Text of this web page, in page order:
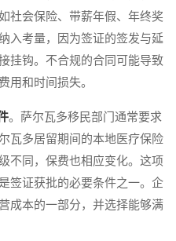
社会保险、带薪年假、年终奖
入考量，因为签证的签发与延
挂钩。不合规的合同可能导致
用和时间损失。
。萨尔瓦多移民部门通常要求
瓦多居留期间的本地医疗保险
不同，保费也相应变化。这项
签证获批的必要条件之一。企
成本的一部分，并选择能够满